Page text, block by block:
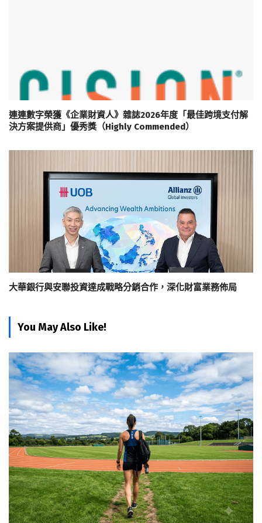
連連數字榮獲《企業財資人》雜誌2026年度「最佳跨境支付解
決方案提供商」優秀獎（Highly Commended）
大華銀行與安聯投資達成戰略分銷合作，深化財富業務佈局
You May Also Like!